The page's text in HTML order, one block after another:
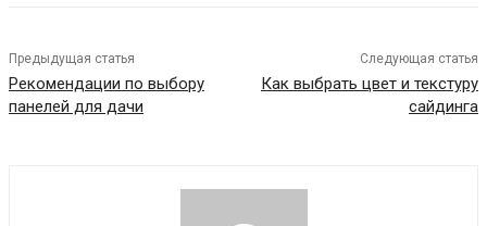
Предыдущая статья
Рекомендации по выбору
панелей для дачи
Следующая статья
Как выбрать цвет и текстуру
сайдинга